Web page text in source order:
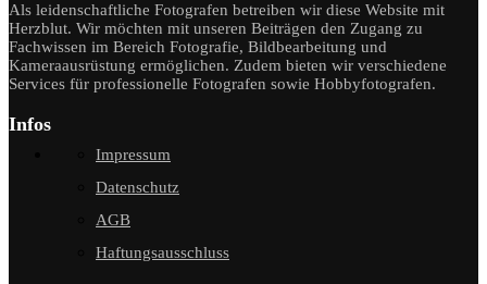
Als leidenschaftliche Fotografen betreiben wir diese Website mit
Herzblut. Wir möchten mit unseren Beiträgen den Zugang zu
Fachwissen im Bereich Fotografie, Bildbearbeitung und
Kameraausrüstung ermöglichen. Zudem bieten wir verschiedene
Services für professionelle Fotografen sowie Hobbyfotografen.
Infos
Impressum
Datenschutz
AGB
Haftungsausschluss